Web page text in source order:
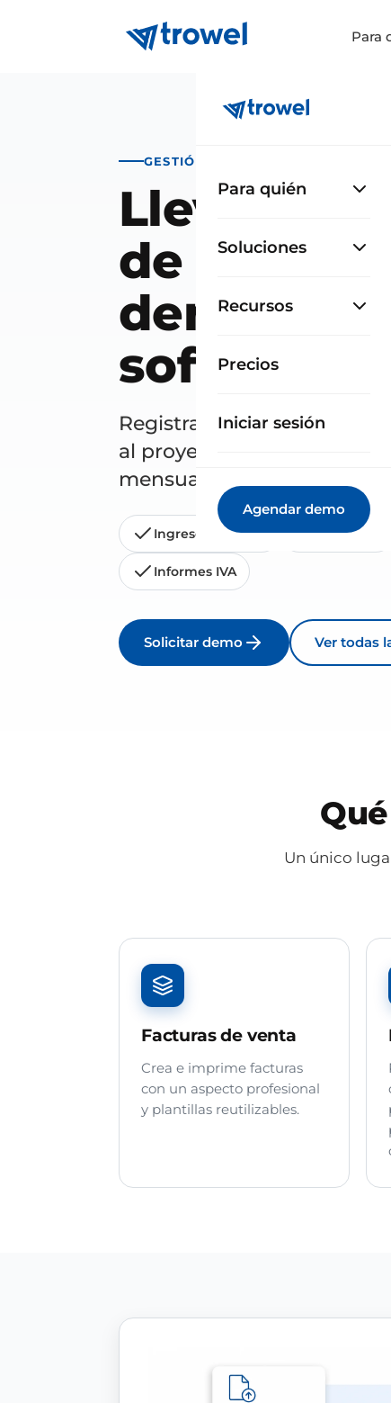
Para
Para quién
Soluciones
Recursos
Precios
Iniciar sesión
Agendar demo
GESTIÓN DE OBRA
Lleva el
de tu
dentro del
software
Registra ingresos, gastos
al proyecto correcto y
mensuales y trimestrales
Ingresos y gastos Albaranes
Informes IVA
Solicitar demo Ver todas
Un único
Facturas de venta
Crea e imprime facturas
con un aspecto profesional
y plantillas reutilizables.